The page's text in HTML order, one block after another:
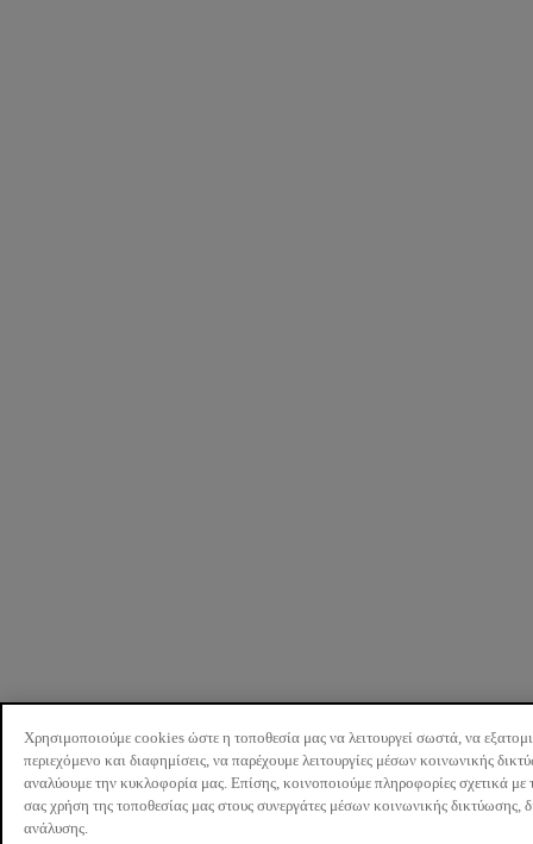
Χρησιμοποιούμε cookies ώστε η τοποθεσία μας να λειτουργεί σωστά, να
περιεχόμενο και διαφημίσεις, να παρέχουμε λειτουργίες μέσων κοινωνικής
αναλύουμε την κυκλοφορία μας. Επίσης, κοινοποιούμε πληροφορίες σχετικά με
σας χρήση της τοποθεσίας μας στους συνεργάτες μέσων κοινωνικής δικτύωσης,
ανάλυσης.